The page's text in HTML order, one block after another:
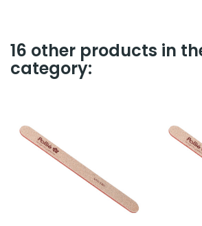
16 other products in
category: